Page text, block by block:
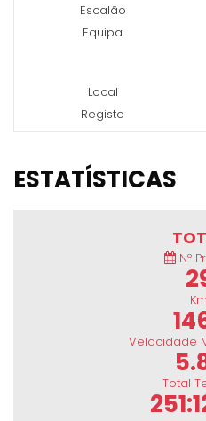
Escalão
Equipa
Local
Registo
ESTATÍSTICAS
Nº
Km
Velocidade
Total